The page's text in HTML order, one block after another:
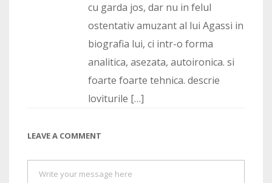
cu garda jos, dar nu in felul
ostentativ amuzant al lui Agassi in
biografia lui, ci intr-o forma
analitica, asezata, autoironica. si
foarte foarte tehnica. descrie
loviturile […]
LEAVE A COMMENT